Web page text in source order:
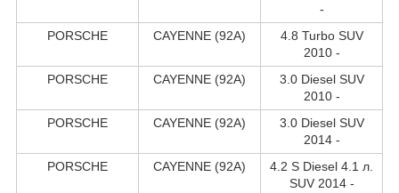
-
PORSCHE
CAYENNE (92A)
4.8 Turbo SUV
2010 -
PORSCHE
CAYENNE (92A)
3.0 Diesel SUV
2010 -
PORSCHE
CAYENNE (92A)
3.0 Diesel SUV
2014 -
PORSCHE
CAYENNE (92A)
4.2 S Diesel 4.1 л.
SUV 2014 -